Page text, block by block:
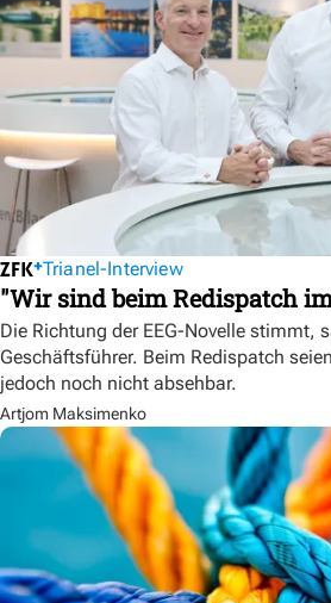
Trianel-Interview
"Wir sind beim Redispatch
Die Richtung der EEG-Novelle stimmt,
Geschäftsführer. Beim Redispatch
jedoch noch nicht absehbar.
Artjom Maksimenko